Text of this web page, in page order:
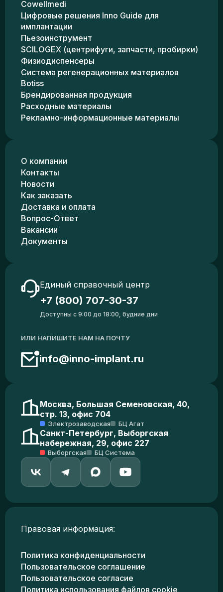
Cowellmedi
Цифровые решения Inno Guide для
имплантации
Пьезоинструмент
SCILOGEX (центрифуги, запчасти, пробирки)
Физиодиспенсеры
Система регенерационных материалов
Botiss
Брендированная продукция
Расходные материалы
Рекламно-информационные материалы
О компании
Контакты
Новости
Как заказать
Доставка и оплата
Вопрос-Ответ
Вакансии
Документы
Единый справочный центр
+7 (800) 707-30-37
Доступны с 9:00 до 18:00, будние дни
ИЛИ НАПИШИТЕ НАМ НА ПОЧТУ
info@inno-implant.ru
Москва, Большая Семеновская, 40,
стр. 13, офис 704
Электрозаводская БЦ Агат
Санкт-Петербург, Выборгская
набережная, 29, офис 227
Выборгская БЦ Система
Правовая информация:
Политика конфиденциальности
Пользовательское соглашение
Пользовательское согласие
Политика использования файлов cookie